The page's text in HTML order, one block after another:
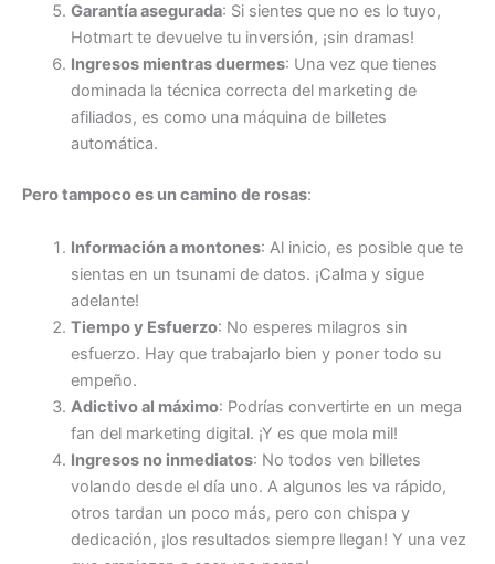
Garantía asegurada: Si sientes que no es lo tuyo,
Hotmart te devuelve tu inversión, ¡sin dramas!
Ingresos mientras duermes: Una vez que tienes
dominada la técnica correcta del marketing de
afiliados, es como una máquina de billetes
automática.
Pero tampoco es un camino de rosas:
Información a montones: Al inicio, es posible que te
sientas en un tsunami de datos. ¡Calma y sigue
adelante!
Tiempo y Esfuerzo: No esperes milagros sin
esfuerzo. Hay que trabajarlo bien y poner todo su
empeño.
Adictivo al máximo: Podrías convertirte en un mega
fan del marketing digital. ¡Y es que mola mil!
Ingresos no inmediatos: No todos ven billetes
volando desde el día uno. A algunos les va rápido,
otros tardan un poco más, pero con chispa y
dedicación, ¡los resultados siempre llegan! Y una vez